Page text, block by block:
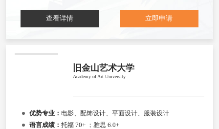
查看详情 立即申请
旧金山艺术大学
Academy of Art University
优势专业： 电影、配饰设计、平面设计、服装设计
语言成绩： 托福 70+ ；雅思 6.0+